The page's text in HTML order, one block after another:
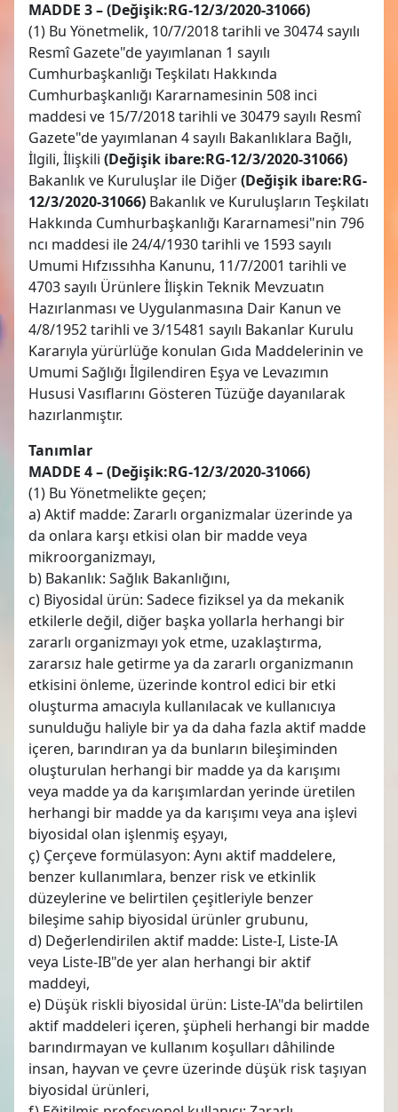
MADDE 3 – (Değişik:RG-12/3/2020-31066)
(1) Bu Yönetmelik, 10/7/2018 tarihli ve 30474 sayılı
Resmî Gazete"de yayımlanan 1 sayılı
Cumhurbaşkanlığı Teşkilatı Hakkında
Cumhurbaşkanlığı Kararnamesinin 508 inci
maddesi ve 15/7/2018 tarihli ve 30479 sayılı Resmî
Gazete"de yayımlanan 4 sayılı Bakanlıklara Bağlı,
İlgili, İlişkili (Değişik ibare:RG-12/3/2020-31066)
Bakanlık ve Kuruluşlar ile Diğer(Değişik ibare:RG-
12/3/2020-31066) Bakanlık ve Kuruluşların Teşkilatı
Hakkında Cumhurbaşkanlığı Kararnamesi"nin 796
ncı maddesi ile 24/4/1930 tarihli ve 1593 sayılı
Umumi Hıfzıssıhha Kanunu, 11/7/2001 tarihli ve
4703 sayılı Ürünlere İlişkin Teknik Mevzuatın
Hazırlanması ve Uygulanmasına Dair Kanun ve
4/8/1952 tarihli ve 3/15481 sayılı Bakanlar Kurulu
Kararıyla yürürlüğe konulan Gıda Maddelerinin ve
Umumi Sağlığı İlgilendiren Eşya ve Levazımın
Hususi Vasıflarını Gösteren Tüzüğe dayanılarak
hazırlanmıştır.
Tanımlar
MADDE 4 – (Değişik:RG-12/3/2020-31066)
(1) Bu Yönetmelikte geçen;
a) Aktif madde: Zararlı organizmalar üzerinde ya
da onlara karşı etkisi olan bir madde veya
mikroorganizmayı,
b) Bakanlık: Sağlık Bakanlığını,
c) Biyosidal ürün: Sadece fiziksel ya da mekanik
etkilerle değil, diğer başka yollarla herhangi bir
zararlı organizmayı yok etme, uzaklaştırma,
zararsız hale getirme ya da zararlı organizmanın
etkisini önleme, üzerinde kontrol edici bir etki
oluşturma amacıyla kullanılacak ve kullanıcıya
sunulduğu haliyle bir ya da daha fazla aktif madde
içeren, barındıran ya da bunların bileşiminden
oluşturulan herhangi bir madde ya da karışımı
veya madde ya da karışımlardan yerinde üretilen
herhangi bir madde ya da karışımı veya ana işlevi
biyosidal olan işlenmiş eşyayı,
ç) Çerçeve formülasyon: Aynı aktif maddelere,
benzer kullanımlara, benzer risk ve etkinlik
düzeylerine ve belirtilen çeşitleriyle benzer
bileşime sahip biyosidal ürünler grubunu,
d) Değerlendirilen aktif madde: Liste-I, Liste-IA
veya Liste-IB"de yer alan herhangi bir aktif
maddeyi,
e) Düşük riskli biyosidal ürün: Liste-IA"da belirtilen
aktif maddeleri içeren, şüpheli herhangi bir madde
barındırmayan ve kullanım koşulları dâhilinde
insan, hayvan ve çevre üzerinde düşük risk taşıyan
biyosidal ürünleri,